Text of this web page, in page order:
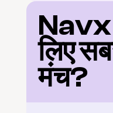
Navx
लिए
मंच?